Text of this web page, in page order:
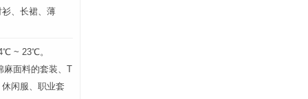
、长裙、薄
~ 23℃。
面料的套装、T
闲服、职业套